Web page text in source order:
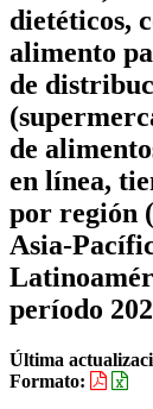
dietéticos,
alimento
de
de
en línea,
por región
Asia-
período
Última
Formato: